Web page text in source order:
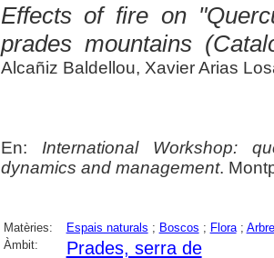
Effects of fire on
prades mountains
Alcañiz Baldellou, Xavier Arias
En: International Workshop:
dynamics and management.
Matèries: Espais naturals ; Boscos ; Flora;
Àmbit:
Prades, serra de